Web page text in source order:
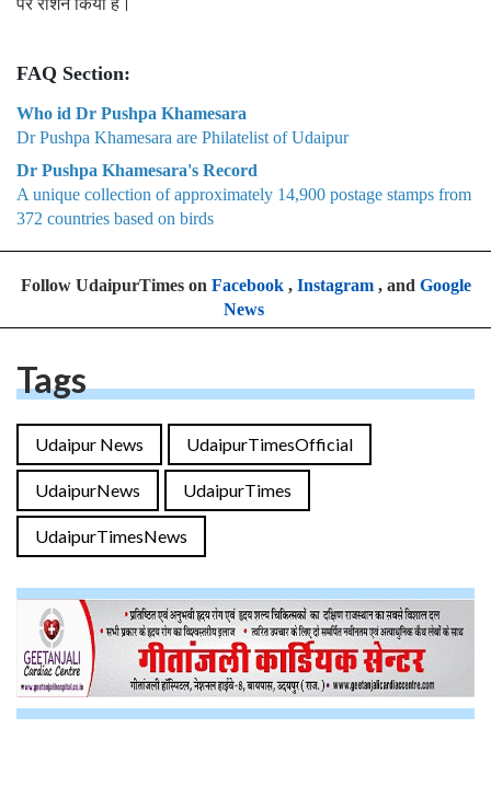
FAQ Section:
Who id Dr Pushpa Khamesara
Dr Pushpa Khamesara are Philatelist of Udaipur
Dr Pushpa Khamesara's Record
A unique collection of approximately 14,900 postage stamps from
372 countries based on birds
Follow UdaipurTimes on Facebook, Instagram, and Google
News
Tags
Udaipur News UdaipurTimesOfficial
UdaipurNews UdaipurTimes
UdaipurTimesNews